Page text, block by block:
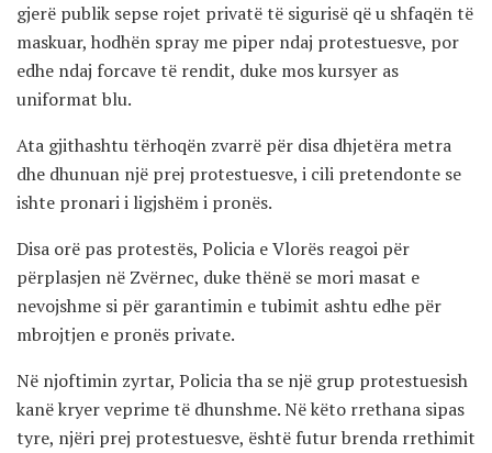
gjerë publik sepse rojet privatë të sigurisë që u shfaqën të
maskuar, hodhën spray me piper ndaj protestuesve, por
edhe ndaj forcave të rendit, duke mos kursyer as
uniformat blu.
Ata gjithashtu tërhoqën zvarrë për disa dhjetëra metra
dhe dhunuan një prej protestuesve, i cili pretendonte se
ishte pronari i ligjshëm i pronës.
Disa orë pas protestës, Policia e Vlorës reagoi për
përplasjen në Zvërnec, duke thënë se mori masat e
nevojshme si për garantimin e tubimit ashtu edhe për
mbrojtjen e pronës private.
Në njoftimin zyrtar, Policia tha se një grup protestuesish
kanë kryer veprime të dhunshme. Në këto rrethana sipas
tyre, njëri prej protestuesve, është futur brenda rrethimit